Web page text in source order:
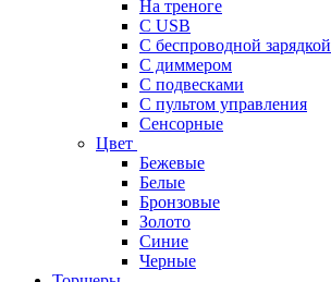
На треноге
С USB
С беспроводной зарядкой
С диммером
С подвесками
С пультом управления
Сенсорные
Цвет
Бежевые
Белые
Бронзовые
Золото
Синие
Черные